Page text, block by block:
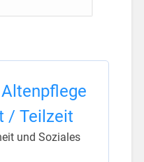
/ Teilzeit
und Soziales